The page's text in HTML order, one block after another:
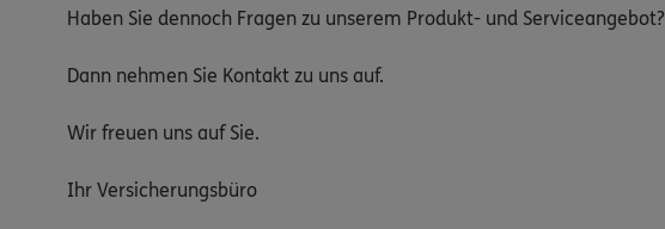
Haben Sie dennoch Fragen zu unserem Produkt- und Serviceangebot?
Dann nehmen Sie Kontakt zu uns auf.
Wir freuen uns auf Sie.
Ihr Versicherungsbüro